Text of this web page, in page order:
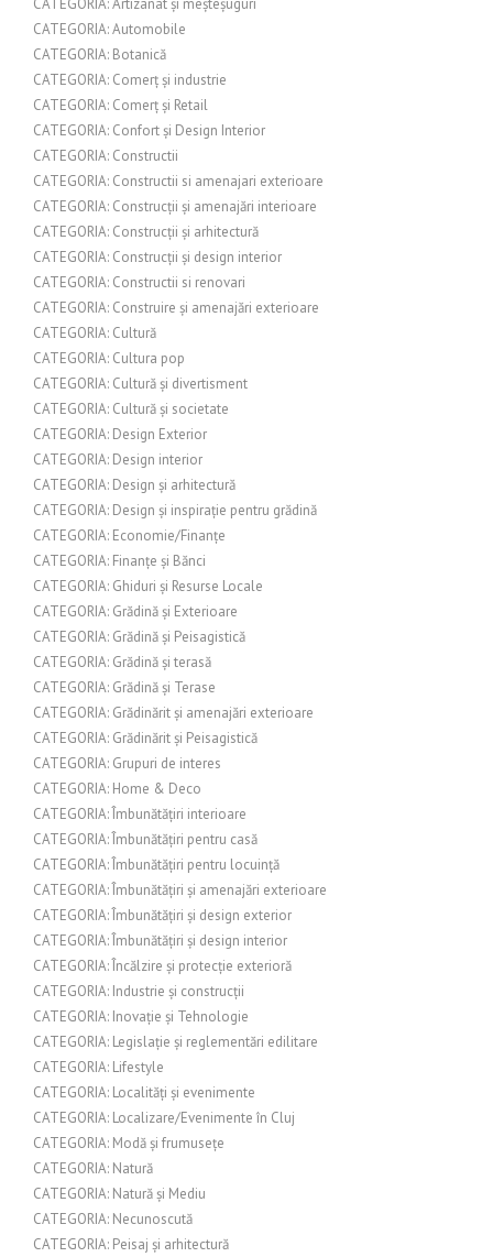
CATEGORIA: Artizanat și meșteșuguri
CATEGORIA: Automobile
CATEGORIA: Botanică
CATEGORIA: Comerț și industrie
CATEGORIA: Comerț și Retail
CATEGORIA: Confort și Design Interior
CATEGORIA: Constructii
CATEGORIA: Constructii si amenajari exterioare
CATEGORIA: Construcții și amenajări interioare
CATEGORIA: Construcții și arhitectură
CATEGORIA: Construcții și design interior
CATEGORIA: Constructii si renovari
CATEGORIA: Construire și amenajări exterioare
CATEGORIA: Cultură
CATEGORIA: Cultura pop
CATEGORIA: Cultură și divertisment
CATEGORIA: Cultură și societate
CATEGORIA: Design Exterior
CATEGORIA: Design interior
CATEGORIA: Design și arhitectură
CATEGORIA: Design și inspirație pentru grădină
CATEGORIA: Economie/Finanțe
CATEGORIA: Finanțe și Bănci
CATEGORIA: Ghiduri și Resurse Locale
CATEGORIA: Grădină și Exterioare
CATEGORIA: Grădină și Peisagistică
CATEGORIA: Grădină și terasă
CATEGORIA: Grădină și Terase
CATEGORIA: Grădinărit și amenajări exterioare
CATEGORIA: Grădinărit și Peisagistică
CATEGORIA: Grupuri de interes
CATEGORIA: Home & Deco
CATEGORIA: Îmbunătățiri interioare
CATEGORIA: Îmbunătățiri pentru casă
CATEGORIA: Îmbunătățiri pentru locuință
CATEGORIA: Îmbunătățiri și amenajări exterioare
CATEGORIA: Îmbunătățiri și design exterior
CATEGORIA: Îmbunătățiri și design interior
CATEGORIA: Încălzire și protecție exterioră
CATEGORIA: Industrie și construcții
CATEGORIA: Inovație și Tehnologie
CATEGORIA: Legislație și reglementări edilitare
CATEGORIA: Lifestyle
CATEGORIA: Localități și evenimente
CATEGORIA: Localizare/Evenimente în Cluj
CATEGORIA: Modă și frumusețe
CATEGORIA: Natură
CATEGORIA: Natură și Mediu
CATEGORIA: Necunoscută
CATEGORIA: Peisaj și arhitectură